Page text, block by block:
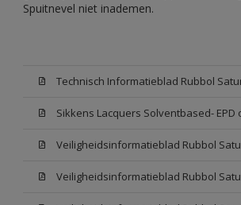
Spuitnevel niet inademen.
Technisch Informatieblad Rubbol